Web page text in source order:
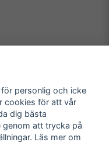
personlig och icke
cookies för att vår
dig bästa
genom att trycka på
Läs mer om